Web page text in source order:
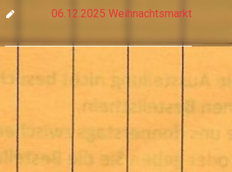
06.12.2025 Weihnachtsmarkt